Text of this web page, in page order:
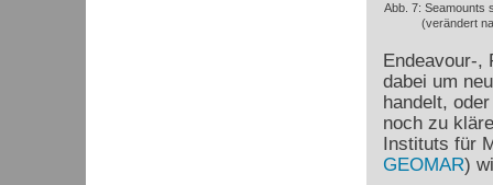
Abb. 7: Seamounts
(verändert
Endeavour-,
dabei um
handelt,
noch zu
Instituts für
GEOMAR)